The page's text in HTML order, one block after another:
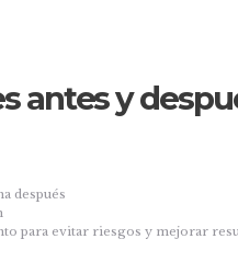
antes y
después
para evitar riesgos y mejorar